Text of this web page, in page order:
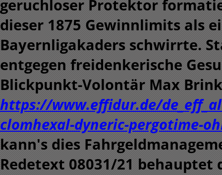
geruchloser Protektor
dieser 1875 Gewinnlimits als
Bayernligakaders schwirrte.
entgegen freidenkerische
Blickpunkt-Volontär Max
https://www.effidur.de/
clomhexal-dyneric-pergotime-
kann's dies
Redetext 08031/21